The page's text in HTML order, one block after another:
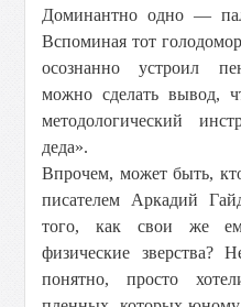
Доминантно одно —
Вспоминая тот
осознанно устроил
можно сделать вывод,
методологический
деда».
Впрочем, может быть,
писателем Аркадий
того, как свои же
физические зверства?
понятно, просто